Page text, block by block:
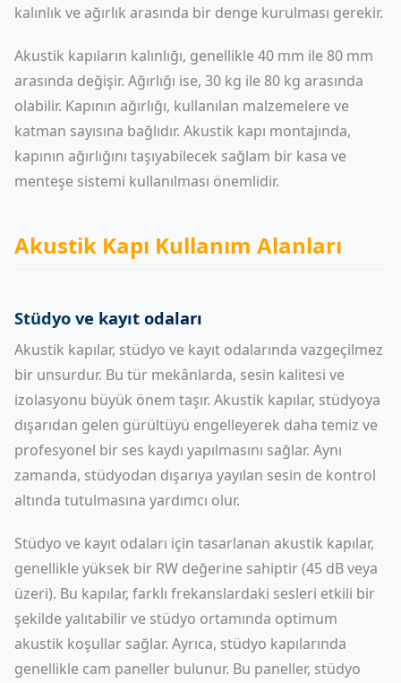
kalınlık ve ağırlık arasında bir denge kurulması gerekir.
Akustik kapıların kalınlığı, genellikle 40 mm ile 80 mm
arasında değişir. Ağırlığı ise, 30 kg ile 80 kg arasında
olabilir. Kapının ağırlığı, kullanılan malzemelere ve
katman sayısına bağlıdır. Akustik kapı montajında,
kapının ağırlığını taşıyabilecek sağlam bir kasa ve
menteşe sistemi kullanılması önemlidir.
Akustik Kapı Kullanım Alanları
Stüdyo ve kayıt odaları
Akustik kapılar, stüdyo ve kayıt odalarında vazgeçilmez
bir unsurdur. Bu tür mekânlarda, sesin kalitesi ve
izolasyonu büyük önem taşır. Akustik kapılar, stüdyoya
dışarıdan gelen gürültüyü engelleyerek daha temiz ve
profesyonel bir ses kaydı yapılmasını sağlar. Aynı
zamanda, stüdyodan dışarıya yayılan sesin de kontrol
altında tutulmasına yardımcı olur.
Stüdyo ve kayıt odaları için tasarlanan akustik kapılar,
genellikle yüksek bir RW değerine sahiptir (45 dB veya
üzeri). Bu kapılar, farklı frekanslardaki sesleri etkili bir
şekilde yalıtabilir ve stüdyo ortamında optimum
akustik koşullar sağlar. Ayrıca, stüdyo kapılarında
genellikle cam paneller bulunur. Bu paneller, stüdyo